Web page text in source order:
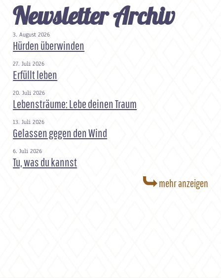
Newsletter Archiv
3. August 2026
Hürden überwinden
27. Juli 2026
Erfüllt leben
20. Juli 2026
Lebensträume: Lebe deinen Traum
13. Juli 2026
Gelassen gegen den Wind
6. Juli 2026
Tu, was du kannst
mehr anzeigen